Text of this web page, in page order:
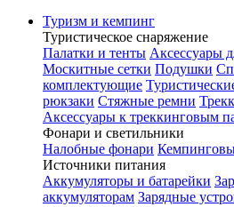
Туризм и кемпинг
Туристическое снаряжение
Палатки и тенты Аксессуары
Москитные сетки Подушки
комплектующие
рюкзаки Стяжные ремни
Аксессуары к треккинговым
Фонари и светильники
Налобные фонари
Источники питания
Аккумуляторы и батарейки
аккумуляторам Зарядные